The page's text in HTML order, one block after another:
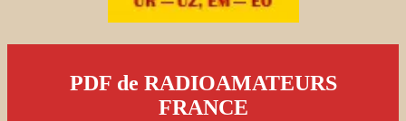
PDF de RADIOAMATEURS
FRANCE